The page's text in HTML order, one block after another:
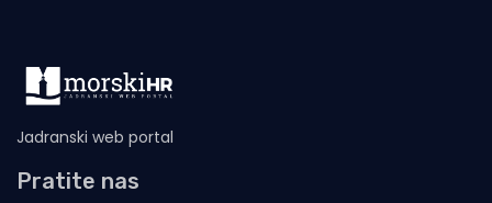
Jadranski web portal
Pratite nas